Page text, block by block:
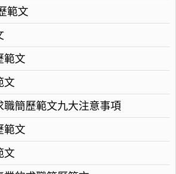
範文
範文
文
簡歷範文九大注意事項
範文
文